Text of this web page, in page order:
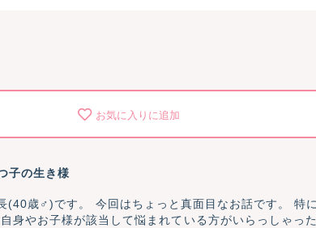
お気に入りに追加
子の生き様
面白いことはないので面白いの期待して
せん。 もし、自分自身やお子様が該当して悩まれている方がいらっし